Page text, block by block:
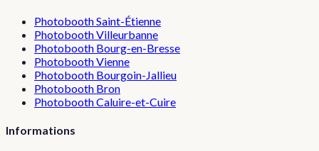
PhotoboothSaint-Étienne
PhotoboothVilleurbanne
Photobooth Bourg-en-Bresse
PhotoboothVienne
Photobooth Bourgoin-Jallieu
Photobooth Bron
PhotoboothCaluire-et-Cuire
Informations